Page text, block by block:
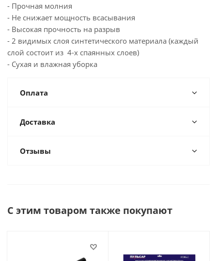
- Прочная молния
- Не снижает мощность всасывания
- Высокая прочность на разрыв
- 2 видимых слоя синтетического материала (каждый
слой состоит из 4-х спаянных слоев)
- Сухая и влажная уборка
Оплата
Доставка
Отзывы
С этим товаром также покупают